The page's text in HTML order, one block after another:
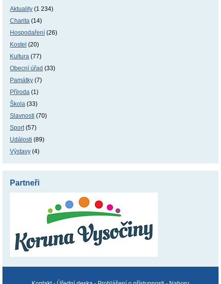
Aktuality (1 234)
Charita (14)
Hospodaření (26)
Kostel (20)
Kultura (77)
Obecní úřad (33)
Památky (7)
Příroda (1)
Škola (33)
Slavnosti (70)
Sport(57)
Události (89)
Výstavy (4)
Partneři